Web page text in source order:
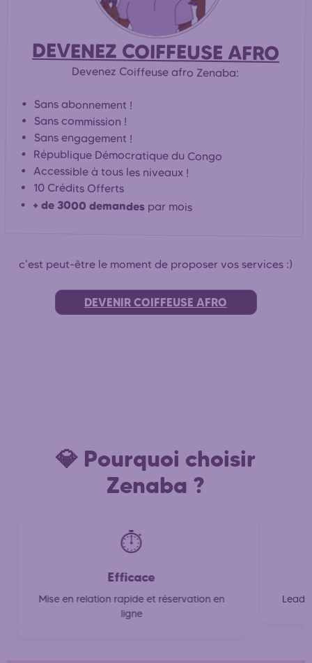
DEVENEZ COIFFEUSE AFRO
Devenez Coiffeuse afro Zenaba:
Sans abonnement !
Sans commission !
Sans engagement !
République Démocratique du Congo
Accessible à tous les niveaux !
10 Crédits Offerts
+ de 3000 demandes par mois
c'est peut-être le moment de proposer vos services :)
DEVENIR COIFFEUSE AFRO
💎 Pourquoi choisir
Zenaba ?
⏱️
Efficace
Mise en relation rapide et réservation en
ligne